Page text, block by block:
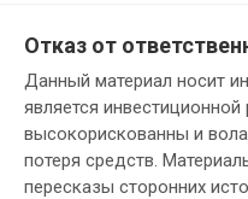
Отказ от
Данный материал носит
является
высокорискованны и
потеря средств.
пересказы сторонних